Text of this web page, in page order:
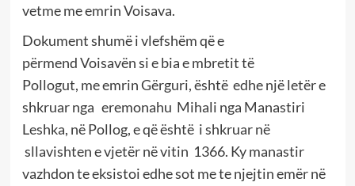
vetme me emrinVoisava.
Dokumentshumë i vlefshëm që e
përmendVoisavën si e bia e mbretit të
Pollogut, me emrinGërguri,është edhe një letër e
shkruar nga eremonahu Mihali nga Manastiri
Leshka, në Pollog, e që është i shkruar në
sllavishten e vjetër në vitin 1366. Ky manastir
vazhdon te eksistoi edhe sot me te njejtin emër në